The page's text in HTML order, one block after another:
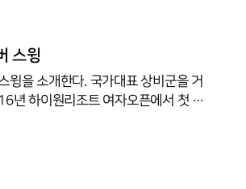
보다 내가 찾아야 하는 것이 우승이
스윙
윙을 소개한다. 국가대표 상비군을 거
년 하이원리조트 여자오픈에서 첫 승
투어에서 활약을 이어갔다. 지난 20